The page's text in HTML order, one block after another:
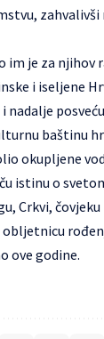
zahvalivši
im je za njihov
i iseljene
baštinu
okupljene
istinu o
Crkvi,
obljetnicu
ove godine.